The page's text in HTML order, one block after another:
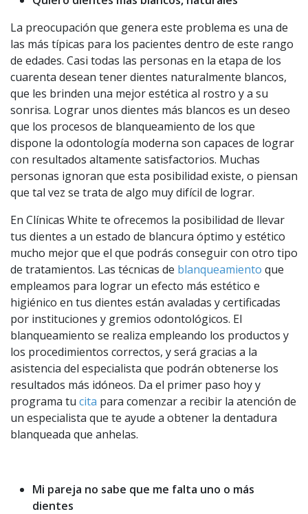
La preocupación que genera este problema es una de
las más típicas para los pacientes dentro de este rango
de edades. Casi todas las personas en la etapa de los
cuarenta desean tener dientes naturalmente blancos,
que les brinden una mejor estética al rostro y a su
sonrisa. Lograr unos dientes más blancos es un deseo
que los procesos de blanqueamiento de los que
dispone la odontología moderna son capaces de lograr
con resultados altamente satisfactorios. Muchas
personas ignoran que esta posibilidad existe, o piensan
que tal vez se trata de algo muy difícil de lograr.
En Clínicas White te ofrecemos la posibilidad de llevar
tus dientes a un estado de blancura óptimo y estético
mucho mejor que el que podrás conseguir con otro tipo
de tratamientos. Las técnicas de blanqueamiento que
empleamos para lograr un efecto más estético e
higiénico en tus dientes están avaladas y certificadas
por instituciones y gremios odontológicos. El
blanqueamiento se realiza empleando los productos y
los procedimientos correctos, y será gracias a la
asistencia del especialista que podrán obtenerse los
resultados más idóneos. Da el primer paso hoy y
programa tu cita para comenzar a recibir la atención de
un especialista que te ayude a obtener la dentadura
blanqueada que anhelas.
Mi pareja no sabe que me falta uno o más
dientes